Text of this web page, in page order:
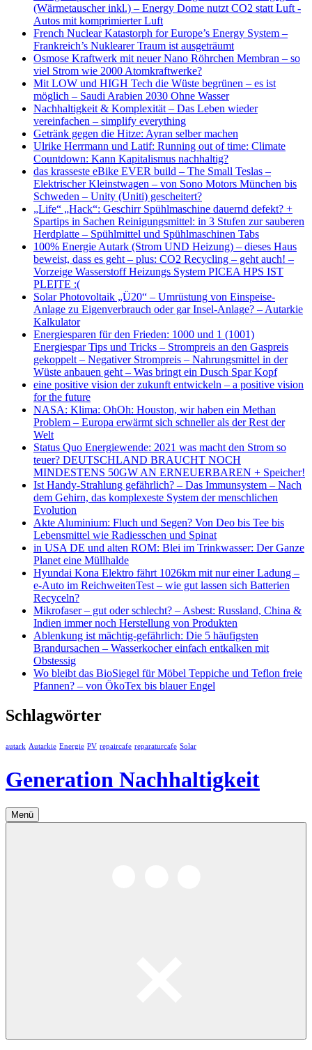
(Wärmetauscher inkl.) – Energy Dome nutzt CO2 statt Luft -
Autos mit komprimierter Luft
French Nuclear Katastorph for Europe’s Energy System –
Frankreich’s Nuklearer Traum ist ausgeträumt
Osmose Kraftwerk mit neuer Nano Röhrchen Membran – so
viel Strom wie 2000 Atomkraftwerke?
Mit LOW und HIGH Tech die Wüste begrünen – es ist
möglich – Saudi Arabien 2030 Ohne Wasser
Nachhaltigkeit & Komplexität – Das Leben wieder
vereinfachen – simplify everything
Getränk gegen die Hitze: Ayran selber machen
Ulrike Herrmann und Latif: Running out of time: Climate
Countdown: Kann Kapitalismus nachhaltig?
das krasseste eBike EVER build – The Small Teslas –
Elektrischer Kleinstwagen – von Sono Motors München bis
Schweden – Unity (Uniti) gescheitert?
„Life“ „Hack“: Geschirr Spühlmaschine dauernd defekt? +
Spartips in Sachen Reinigungsmittel: in 3 Stufen zur sauberen
Herdplatte – Spühlmittel und Spühlmaschinen Tabs
100% Energie Autark (Strom UND Heizung) – dieses Haus
beweist, dass es geht – plus: CO2 Recycling – geht auch! –
Vorzeige Wasserstoff Heizungs System PICEA HPS IST
PLEITE :(
Solar Photovoltaik „Ü20“ – Umrüstung von Einspeise-
Anlage zu Eigenverbrauch oder gar Insel-Anlage? – Autarkie
Kalkulator
Energiesparen für den Frieden: 1000 und 1 (1001)
Energiespar Tips und Tricks – Strompreis an den Gaspreis
gekoppelt – Negativer Strompreis – Nahrungsmittel in der
Wüste anbauen geht – Was bringt ein Dusch Spar Kopf
eine positive vision der zukunft entwickeln – a positive vision
for the future
NASA: Klima: OhOh: Houston, wir haben ein Methan
Problem – Europa erwärmt sich schneller als der Rest der
Welt
Status Quo Energiewende: 2021 was macht den Strom so
teuer? DEUTSCHLAND BRAUCHT NOCH
MINDESTENS 50GW AN ERNEUERBAREN + Speicher!
Ist Handy-Strahlung gefährlich? – Das Immunsystem – Nach
dem Gehirn, das komplexeste System der menschlichen
Evolution
Akte Aluminium: Fluch und Segen? Von Deo bis Tee bis
Lebensmittel wie Radiesschen und Spinat
in USA DE und alten ROM: Blei im Trinkwasser: Der Ganze
Planet eine Müllhalde
Hyundai Kona Elektro fährt 1026km mit nur einer Ladung –
e-Auto im ReichweitenTest – wie gut lassen sich Batterien
Recyceln?
Mikrofaser – gut oder schlecht? – Asbest: Russland, China &
Indien immer noch Herstellung von Produkten
Ablenkung ist mächtig-gefährlich: Die 5 häufigsten
Brandursachen – Wasserkocher einfach entkalken mit
Obstessig
Wo bleibt das BioSiegel für Möbel Teppiche und Teflon freie
Pfannen? – von ÖkoTex bis blauer Engel
Schlagwörter
autark Autarkie Energie PV repaircafe reparaturcafe Solar
Generation Nachhaltigkeit
Menü